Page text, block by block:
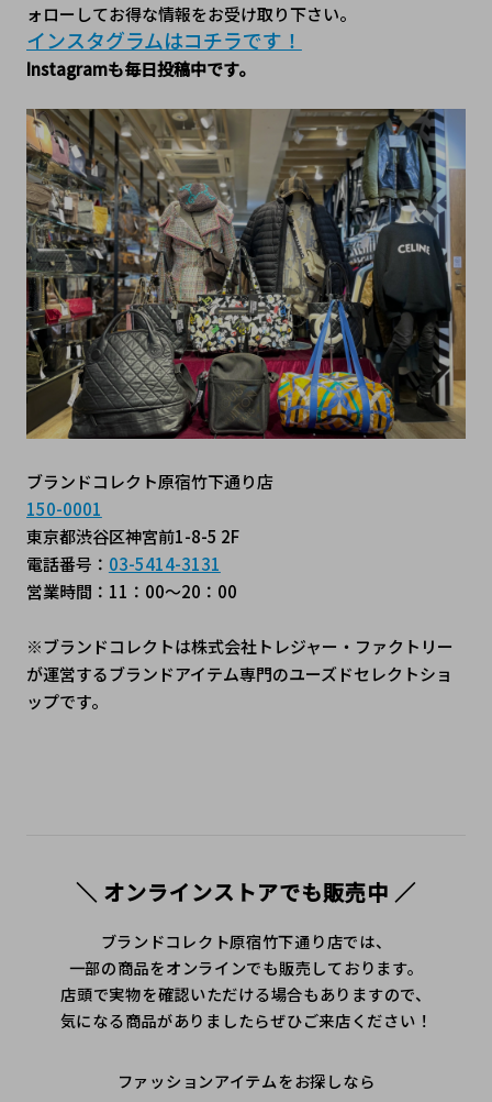
ォローしてお得な情報をお受け取り下さい。
インスタグラムはコチラです！﻿
Instagramも毎日投稿中です。
ブランドコレクト原宿竹下通り店
150-0001
東京都渋谷区神宮前1-8-5 2F
電話番号： 03-5414-3131
営業時間：11：00～20：00
※ブランドコレクトは株式会社トレジャー・ファクトリー
が運営するブランドアイテム専門のユーズドセレクトショ
ップです。
＼ オンラインストアでも販売中 ／
ブランドコレクト原宿竹下通り店では、
一部の商品をオンラインでも販売しております。
店頭で実物を確認いただける場合もありますので、
気になる商品がありましたらぜひご来店ください！
ファッションアイテムをお探しなら